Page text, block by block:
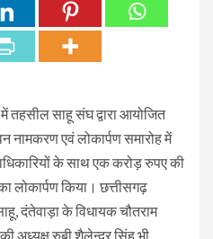
साहू संघ द्वारा आयोजित
नामकरण एवं लोकार्पण समारोह में
के साथ एक करोड़ रुपए की
लोकार्पण किया। छत्तीसगढ़
दंतेवाड़ा के विधायक चौतराम
अध्यक्ष रुबी शैलेन्द्र सिंह भी